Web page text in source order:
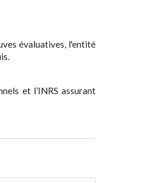
évaluatives, l'entité
et l’INRS assurant